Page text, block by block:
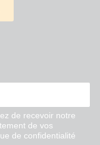
de recevoir notre
de vos
de confidentialité